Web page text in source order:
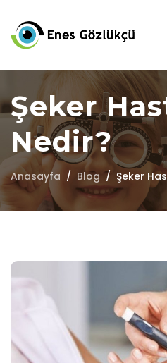
Şeker
Nedir?
Anasayfa Blog Şeker